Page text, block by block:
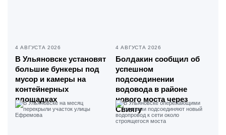
4 АВГУСТА 2026
В Ульяновске установят
большие бункеры под
мусор и камеры на
контейнерных
площадках
4 АВГУСТА 2026
Болдакин сообщил об
успешном
подсоединении
водовода в районе
нового моста через
Свиягу